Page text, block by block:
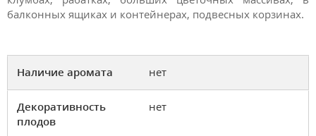
балконных ящиках и контейнерах, подвесных корзинах.
Наличие аромата нет
Декоративность
плодов
нет